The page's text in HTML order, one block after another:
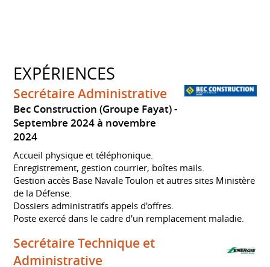
EXPÉRIENCES
Secrétaire Administrative
Bec Construction (Groupe Fayat)
Septembre 2024 à novembre
2024
Accueil physique et téléphonique.
Enregistrement, gestion courrier, boîtes mails.
Gestion accès Base Navale Toulon et autres sites Ministère
de la Défense.
Dossiers administratifs appels d'offres.
Poste exercé dans le cadre d'un remplacement maladie.
Secrétaire Technique et
Administrative